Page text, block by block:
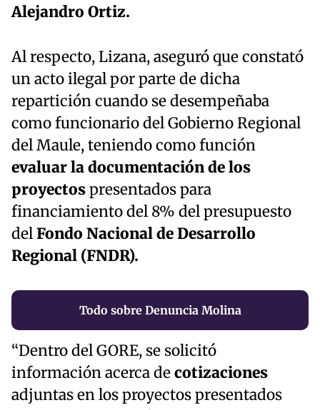
Alejandro Ortiz.
Al respecto, Lizana, aseguró que constató
un acto ilegal por parte de dicha
repartición cuando se desempeñaba
como funcionario del Gobierno Regional
del Maule, teniendo como función
evaluar la documentación de los
proyectospresentados para
financiamiento del 8% del presupuesto
delFondo Nacional de Desarrollo
Regional (FNDR).
Todo sobre Denuncia Molina
“Dentro del GORE, se solicitó
información acerca decotizaciones
adjuntas en los proyectos presentados